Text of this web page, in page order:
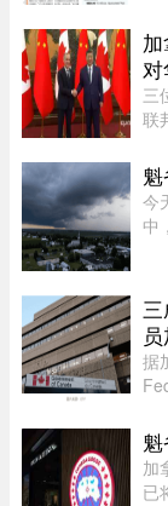
客
分
三
联
力
曾
今
中
醒
据
薪
薪
加
已